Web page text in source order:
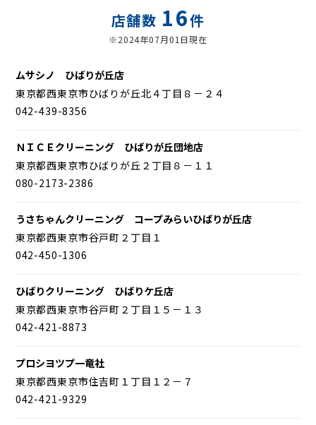
店舗数 16件
※2024年07月01日現在
ムサシノ ひばりが丘店
東京都西東京市ひばりが丘北４丁目８－２４
042-439-8356
ＮＩＣＥクリーニング ひばりが丘団地店
東京都西東京市ひばりが丘２丁目８－１１
080-2173-2386
うさちゃんクリーニング コープみらいひばりが丘店
東京都西東京市谷戸町２丁目１
042-450-1306
ひばりクリーニング ひばりケ丘店
東京都西東京市谷戸町２丁目１５－１３
042-421-8873
プロシヨツプ一竜社
東京都西東京市住吉町１丁目１２－７
042-421-9329